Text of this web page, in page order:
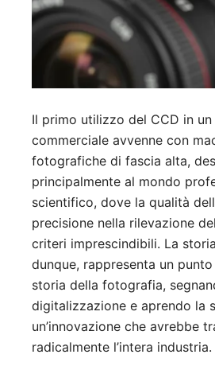
Il primo utilizzo del CCD in
commerciale avvenne con
fotografiche di fascia alta,
principalmente al mondo
scientifico, dove la qualità
precisione nella rilevazione
criteri imprescindibili. La
dunque, rappresenta un
storia della fotografia,
digitalizzazione e aprendo la
un’innovazione che avrebbe
radicalmente l’intera industria.